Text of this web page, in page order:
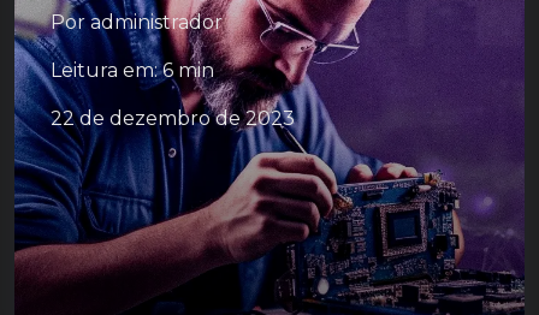
Poradministrador
Leitura em: 6 min
22 de dezembro de 2023